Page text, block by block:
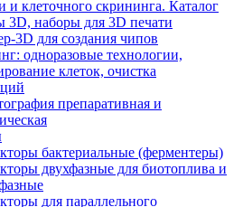
и клеточного скрининга. Каталог
3D, наборы для 3D печати
3D для создания чипов
одноразовые технологии,
клеток, очистка
препаративная и
бактериальные (ферментеры)
двухфазные для биотоплива и
для параллельного